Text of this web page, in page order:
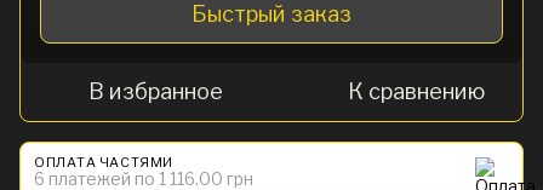
Быстрый заказ
В избранное К сравнению
ОПЛАТА ЧАСТЯМИ
6 платежей по 1 116.00 грн